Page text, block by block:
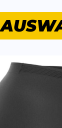
niemand
Control